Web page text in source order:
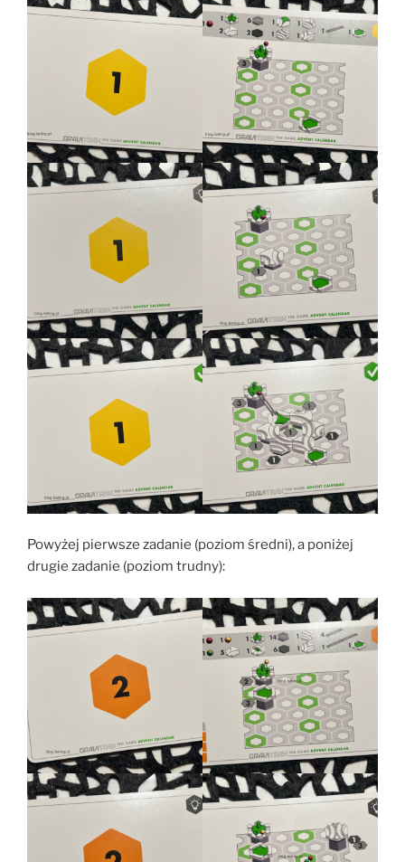
Powyżej pierwsze zadanie (poziom średni), a poniżej
drugie zadanie (poziom trudny):